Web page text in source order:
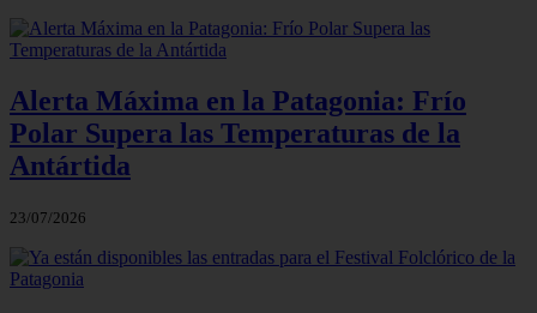
Alerta Máxima en la Patagonia: Frío
Polar Supera las Temperaturas de la
Antártida
23/07/2026